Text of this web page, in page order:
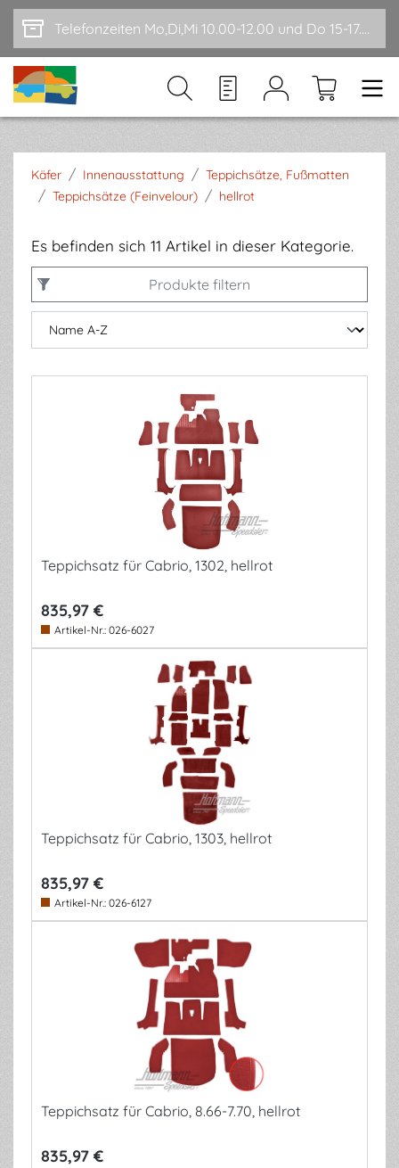
Zum Hauptinhalt springen Telefonzeiten Mo,Di,Mi 10.00-12.00 und Do 15-17.00
Käfer / Innenausstattung / Teppichsätze, Fußmatten
/ Teppichsätze (Feinvelour) / hellrot
Es befinden sich 11 Artikel in dieser Kategorie.
Produkte filtern
Teppichsatz für Cabrio, 1302, hellrot
835,97 €
Artikel-Nr.: 026-6027
Teppichsatz für Cabrio, 1303, hellrot
835,97 €
Artikel-Nr.: 026-6127
Teppichsatz für Cabrio, 8.66-7.70, hellrot
835,97 €